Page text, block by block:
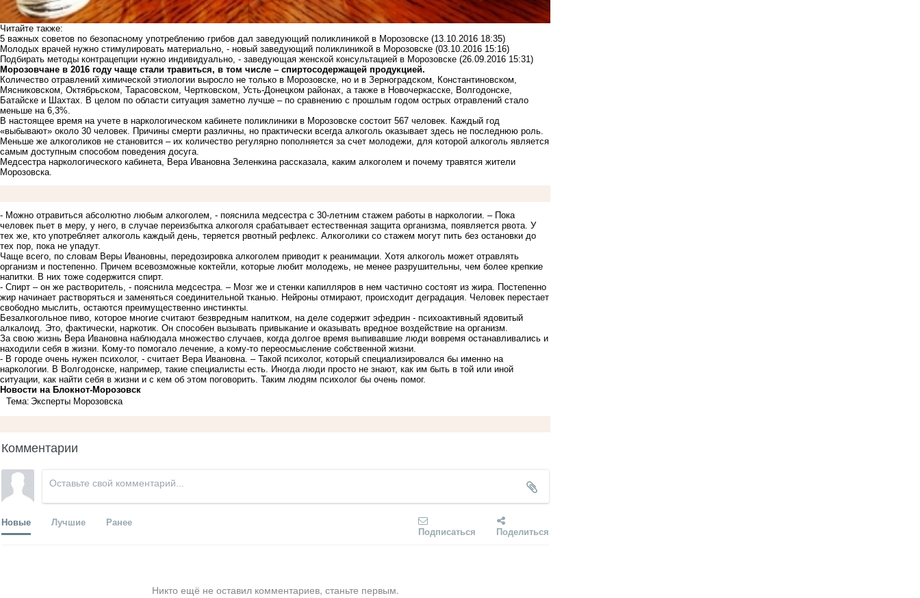
Читайте также:
5 важных советов по безопасному употреблению грибов дал заведующий поликлиникой в Морозовске (13.10.2016 18:35)
Молодых врачей нужно стимулировать материально, - новый заведующий поликлиникой в Морозовске (03.10.2016 15:16)
Подбирать методы контрацепции нужно индивидуально, - заведующая женской консультацией в Морозовске (26.09.2016 15:31)
Морозовчане в 2016 году чаще стали травиться, в том числе – спиртосодержащей продукцией.
Количество отравлений химической этиологии выросло не только в Морозовске, но и в Зерноградском, Константиновском,
Мясниковском, Октябрьском, Тарасовском, Чертковском, Усть-Донецком районах, а также в Новочеркасске, Волгодонске,
Батайске и Шахтах. В целом по области ситуация заметно лучше – по сравнению с прошлым годом острых отравлений стало
меньше на 6,3%.
В настоящее время на учете в наркологическом кабинете поликлиники в Морозовске состоит 567 человек. Каждый год
«выбывают» около 30 человек. Причины смерти различны, но практически всегда алкоголь оказывает здесь не последнюю роль.
Меньше же алкоголиков не становится – их количество регулярно пополняется за счет молодежи, для которой алкоголь является
самым доступным способом поведения досуга.
Медсестра наркологического кабинета, Вера Ивановна Зеленкина рассказала, каким алкоголем и почему травятся жители
Морозовска.
- Можно отравиться абсолютно любым алкоголем, - пояснила медсестра с 30-летним стажем работы в наркологии. – Пока
человек пьет в меру, у него, в случае переизбытка алкоголя срабатывает естественная защита организма, появляется рвота. У
тех же, кто употребляет алкоголь каждый день, теряется рвотный рефлекс. Алкоголики со стажем могут пить без остановки до
тех пор, пока не упадут.
Чаще всего, по словам Веры Ивановны, передозировка алкоголем приводит к реанимации. Хотя алкоголь может отравлять
организм и постепенно. Причем всевозможные коктейли, которые любит молодежь, не менее разрушительны, чем более крепкие
напитки. В них тоже содержится спирт.
- Спирт – он же растворитель, - пояснила медсестра. – Мозг же и стенки капилляров в нем частично состоят из жира. Постепенно
жир начинает растворяться и заменяться соединительной тканью. Нейроны отмирают, происходит деградация. Человек перестает
свободно мыслить, остаются преимущественно инстинкты.
Безалкогольное пиво, которое многие считают безвредным напитком, на деле содержит эфедрин - психоактивный ядовитый
алкалоид. Это, фактически, наркотик. Он способен вызывать привыкание и оказывать вредное воздействие на организм.
За свою жизнь Вера Ивановна наблюдала множество случаев, когда долгое время выпивавшие люди вовремя останавливались и
находили себя в жизни. Кому-то помогало лечение, а кому-то переосмысление собственной жизни.
- В городе очень нужен психолог, - считает Вера Ивановна. – Такой психолог, который специализировался бы именно на
наркологии. В Волгодонске, например, такие специалисты есть. Иногда люди просто не знают, как им быть в той или иной
ситуации, как найти себя в жизни и с кем об этом поговорить. Таким людям психолог бы очень помог.
Новости на Блoкнoт-Морозовск
Тема: Эксперты Морозовска
Комментарии
Новые Лучшие Ранее
Подписаться Поделиться
Никто ещё не оставил комментариев, станьте первым.